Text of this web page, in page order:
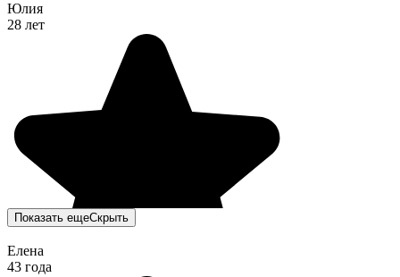
Юлия
28 лет
Показать ещеСкрыть
Елена
43 года